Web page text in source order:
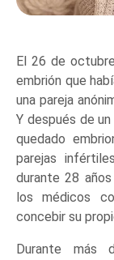
El 26 de
embrión que
una pareja
Y después de
quedado
parejas
durante 28
los médicos
concebir su
Durante más